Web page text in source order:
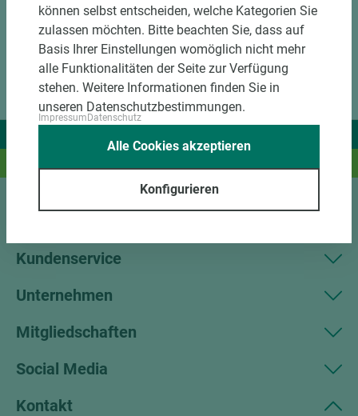
Kundenservice
Unternehmen
Mitgliedschaften
Social Media
Kontakt
können selbst entscheiden, welche Kategorien Sie
zulassen möchten. Bitte beachten Sie, dass auf
Basis Ihrer Einstellungen womöglich nicht mehr
alle Funktionalitäten der Seite zur Verfügung
stehen. Weitere Informationen finden Sie in
unseren Datenschutzbestimmungen.
ImpressumDatenschutz
Konfigurieren
Alle Cookies akzeptieren